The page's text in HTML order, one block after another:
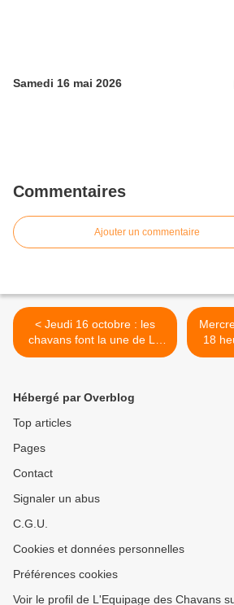
Samedi 16 mai 2026
Commentaires
Ajouter un commentaire
< Jeudi 16 octobre : les
chavans font la une de La
Semaine de l'Allier
18
Hébergé par Overblog
Top articles
Pages
Contact
Signaler un abus
C.G.U.
Cookies et données personnelles
Préférences cookies
Voir le profil de L'Equipage des Chavans